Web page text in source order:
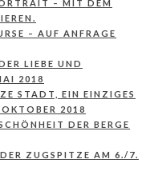
– MIT DEM
– AUF ANFRAGE
LIEBE UND
2018
STADT, EIN EINZIGES
2018
DER BERGE
ZUGSPITZE AM 6./7.